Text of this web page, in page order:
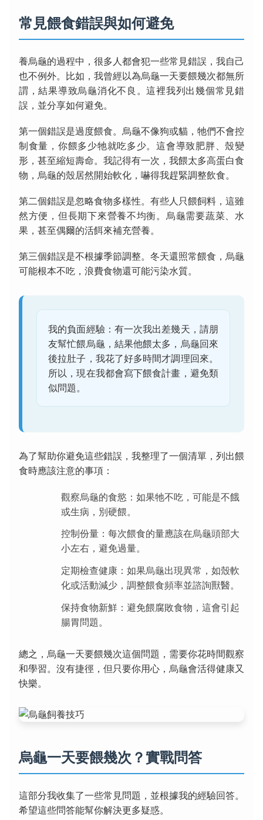
常見餵食錯誤與如何避免
養烏龜的過程中，很多人都會犯一些常見錯誤，我自己
也不例外。比如，我曾經以為烏龜一天要餵幾次都無所
謂，結果導致烏龜消化不良。這裡我列出幾個常見錯
誤，並分享如何避免。
第一個錯誤是過度餵食。烏龜不像狗或貓，牠們不會控
制食量，你餵多少牠就吃多少。這會導致肥胖、殼變
形，甚至縮短壽命。我記得有一次，我餵太多高蛋白食
物，烏龜的殼居然開始軟化，嚇得我趕緊調整飲食。
第二個錯誤是忽略食物多樣性。有些人只餵飼料，這雖
然方便，但長期下來營養不均衡。烏龜需要蔬菜、水
果，甚至偶爾的活餌來補充營養。
第三個錯誤是不根據季節調整。冬天還照常餵食，烏龜
可能根本不吃，浪費食物還可能污染水質。
我的負面經驗：有一次我出差幾天，請朋
友幫忙餵烏龜，結果他餵太多，烏龜回來
後拉肚子，我花了好多時間才調理回來。
所以，現在我都會寫下餵食計畫，避免類
似問題。
為了幫助你避免這些錯誤，我整理了一個清單，列出餵
食時應該注意的事項：
觀察烏龜的食慾：如果牠不吃，可能是不餓
或生病，別硬餵。
控制份量：每次餵食的量應該在烏龜頭部大
小左右，避免過量。
定期檢查健康：如果烏龜出現異常，如殼軟
化或活動減少，調整餵食頻率並諮詢獸醫。
保持食物新鮮：避免餵腐敗食物，這會引起
腸胃問題。
總之，烏龜一天要餵幾次這個問題，需要你花時間觀察
和學習。沒有捷徑，但只要你用心，烏龜會活得健康又
快樂。
烏龜一天要餵幾次？實戰問答
這部分我收集了一些常見問題，並根據我的經驗回答。
希望這些問答能幫你解決更多疑惑。